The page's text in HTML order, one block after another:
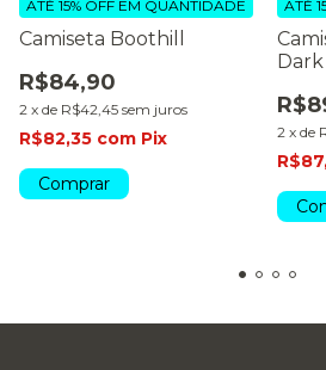
Camiseta Boothill
R$84,90
2 x de R$42,45 sem juros
ATÉ 15% OFF EM QUANTIDADE
R$82,35 com Pix
Comprar
2 x de
ATÉ